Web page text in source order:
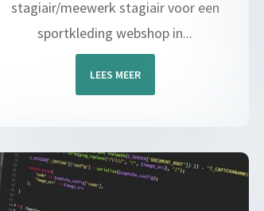
stagiair/meewerk stagiair voor een
sportkleding webshop in...
LEES MEER